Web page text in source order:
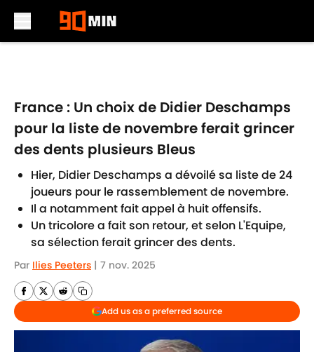
France : Un choix de Didier Deschamps
pour la liste de novembre ferait grincer
des dents plusieurs Bleus
Hier, Didier Deschamps a dévoilé sa liste de 24
joueurs pour le rassemblement de novembre.
Il a notamment fait appel à huit offensifs.
Un tricolore a fait son retour, et selon L'Equipe,
sa sélection ferait grincer des dents.
Par Ilies Peeters | 7 nov. 2025
Add us as a preferred source